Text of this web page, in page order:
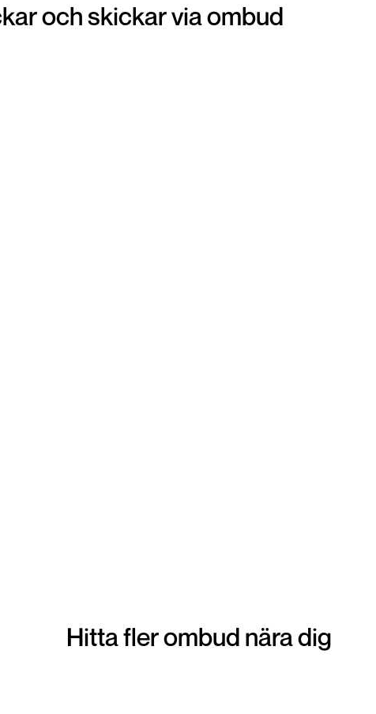
och skickar via ombud
Hitta fler ombud nära dig